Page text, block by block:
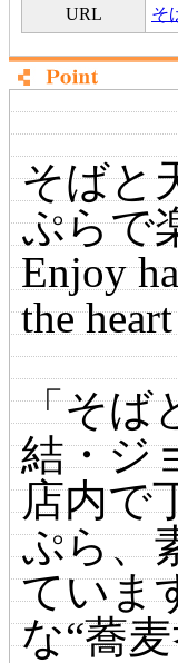
URL
そ
そばと
ぷらで
Enjoy
the
「そば
結・ジ
店内で
ぷら、
ていま
な“蕎